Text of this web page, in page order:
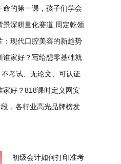
命的第一课，孩子们学会
景深耕量化赛道 周定乾领
轮并进
：现代口腔美容的新趋势
谁家好？写给想零基础就
考试、无论文、可认证
家好？818课时定义网安
，各行业高光品牌榜发
初级会计如何打印准考